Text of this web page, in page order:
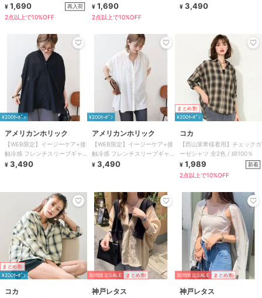
房対策
¥ 1,690 再入荷
2点以上で10%OFF
房対策
¥ 1,690
2点以上で10%OFF
ザーシャツ
¥ 3,490
¥200ｸｰﾎﾟﾝ
アメリカンホリック
【WEB限定】イージーケア+接
触冷感 フレンチスリーブギャ
ザーシャツ
¥ 3,490
¥200ｸｰﾎﾟﾝ
アメリカンホリック
【WEB限定】イージーケア+接
触冷感 フレンチスリーブギャ
ザーシャツ
¥ 3,490
まとめ割
¥200ｸｰﾎﾟﾝ
コカ
【西山茉希様着用】チェックガ
ーゼシャツ 全2色 / 綿100％
¥ 1,989 新着
2点以上で10%OFF
まとめ割
¥200ｸｰﾎﾟﾝ
コカ
期間限定SALE まとめ割
神戸レタス
期間限定SALE まとめ割
神戸レタス